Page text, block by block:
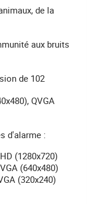
de la
aux bruits
de 102
QVGA
d'alarme :
(1280x720)
(640x480)
(320x240)